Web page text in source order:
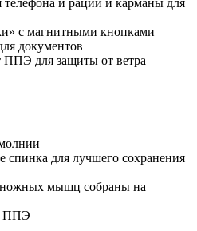
с магнитными кнопками
документов
для защиты от ветра
спинка для лучшего сохранения
мышц собраны на
ППЭ